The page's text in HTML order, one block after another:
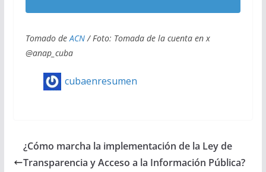
Tomado de ACN/ Foto: Tomada de la cuenta en x
@anap_cuba
cubaenresumen
¿Cómo marcha la implementación de la Ley de
Transparencia y Acceso a la Información Pública?